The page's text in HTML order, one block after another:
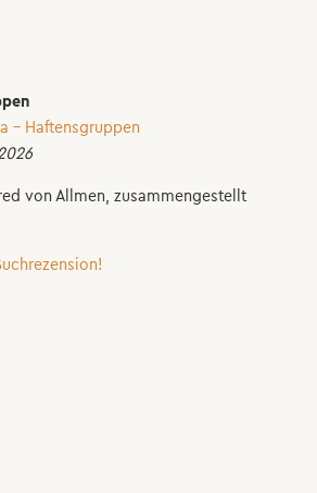
- Haftensgruppen
von Allmen, zusammengestellt